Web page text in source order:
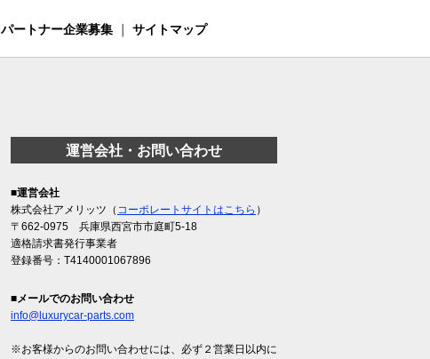
パートナー企業募集 サイトマップ
運営会社・お問い合わせ
■運営会社
株式会社アメリッツ（ コーポレートサイトはこちら ）
〒662-0975 兵庫県西宮市市庭町5-18
適格請求書発行事業者
登録番号：T4140001067896
■メールでのお問い合わせ
info@luxurycar-parts.com
※お客様からのお問い合わせには、必ず２営業日以内に